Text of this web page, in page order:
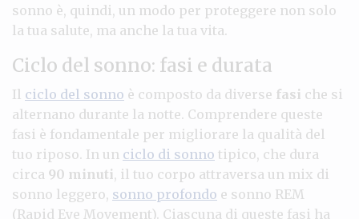
sonno è, quindi, un modo per proteggere non solo
la tua salute, ma anche la tua vita.
Ciclo del sonno: fasi e durata
Il ciclo del sonno è composto da diverse fasi che si
alternano durante la notte. Comprendere queste
fasi è fondamentale per migliorare la qualità del
tuo riposo. In un ciclo di sonno tipico, che dura
circa 90 minuti, il tuo corpo attraversa un mix di
sonno leggero, sonno profondo e sonno REM
(Rapid Eye Movement). Ciascuna di queste fasi ha